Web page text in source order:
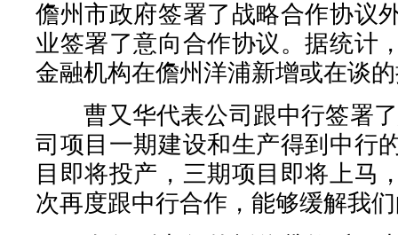
儋州市政府签署了战略合作协议
业签署了意向合作协议。据统计
金融机构在儋州洋浦新增或在谈
曹又华代表公司跟中行签署了
司项目一期建设和生产得到中行
目即将投产，三期项目即将上马
次再度跟中行合作，能够缓解我